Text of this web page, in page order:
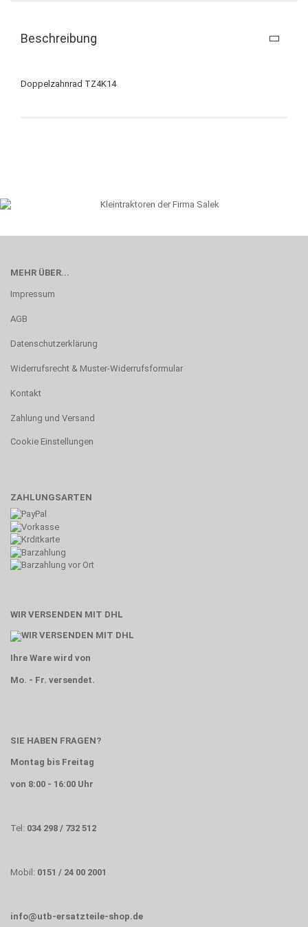
Beschreibung
Doppelzahnrad TZ4K14
MEHR ÜBER...
Impressum
AGB
Datenschutzerklärung
Widerrufsrecht & Muster-Widerrufsformular
Kontakt
Zahlung und Versand
Cookie Einstellungen
ZAHLUNGSARTEN
WIR VERSENDEN MIT DHL
Ihre Ware wird von
Mo. - Fr. versendet.
SIE HABEN FRAGEN?
Montag bis Freitag
von 8:00 - 16:00 Uhr
Tel: 034 298 / 732 512
Mobil: 0151 / 24 00 2001
info@utb-ersatzteile-shop.de